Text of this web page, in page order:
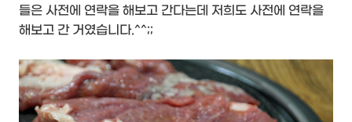
들은 사전에 연락을 해보고 간다는데 저희도 사전에 연락을
해보고 간 거였습니다.^^;;